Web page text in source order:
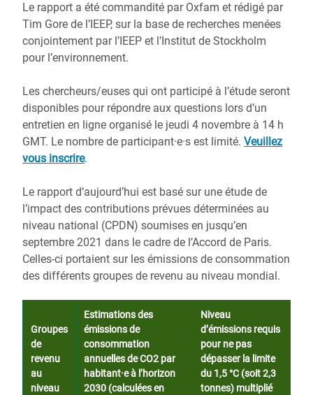
Le rapport a été commandité par Oxfam et rédigé par
Tim Gore de l’IEEP, sur la base de recherches menées
conjointement par l’IEEP et l’Institut de Stockholm
pour l’environnement.
Les chercheurs/euses qui ont participé à l’étude seront
disponibles pour répondre aux questions lors d’un
entretien en ligne organisé le jeudi 4 novembre à 14 h
GMT. Le nombre de participant·e·s est limité. Veuillez
vous inscrire.
Le rapport d’aujourd’hui est basé sur une étude de
l’impact des contributions prévues déterminées au
niveau national (CPDN) soumises en jusqu’en
septembre 2021 dans le cadre de l’Accord de Paris.
Celles-ci portaient sur les émissions de consommation
des différents groupes de revenu au niveau mondial.
Groupes
de
revenu
au
niveau
Estimations des
émissions de
consommation
annuelles de CO2 par
habitant·e à l’horizon
2030 (calculées en
Niveau
d’émissions requis
pour ne pas
dépasser la limite
du 1,5 °C (soit 2,3
tonnes) multiplié